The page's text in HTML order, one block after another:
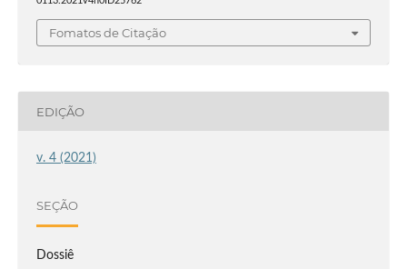
Fomatos de Citação
EDIÇÃO
v. 4 (2021)
SEÇÃO
Dossiê